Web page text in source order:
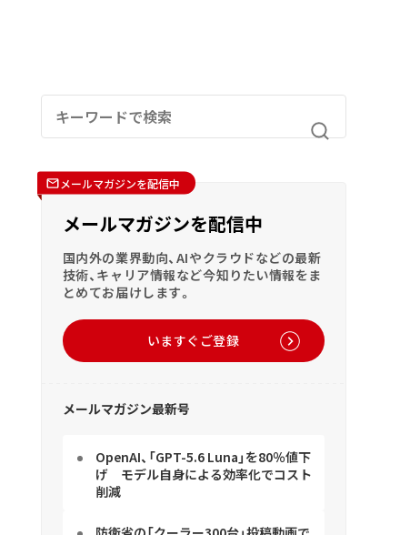
メールマガジンを配信中
メールマガジンを配信中
国内外の業界動向、AIやクラウドなどの最新
技術、キャリア情報など今知りたい情報をま
とめてお届けします。
いますぐご登録
メールマガジン最新号
OpenAI、「GPT-5.6 Luna」を80％値下
げ モデル自身による効率化でコスト
削減